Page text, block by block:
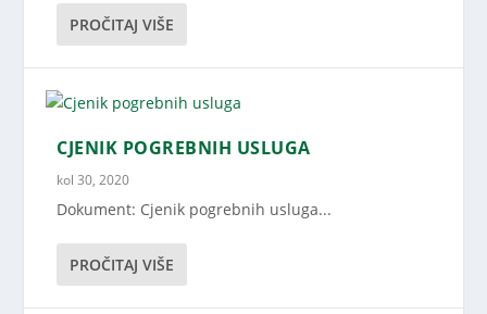
PROČITAJ VIŠE
CJENIK POGREBNIH USLUGA
kol 30, 2020
Dokument: Cjenik pogrebnih usluga...
PROČITAJ VIŠE